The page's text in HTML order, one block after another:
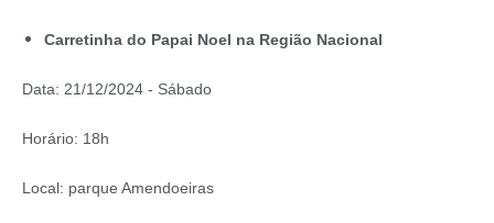
Carretinha do Papai Noel na Região Nacional
Data: 21/12/2024 - Sábado
Horário: 18h
Local: parque Amendoeiras